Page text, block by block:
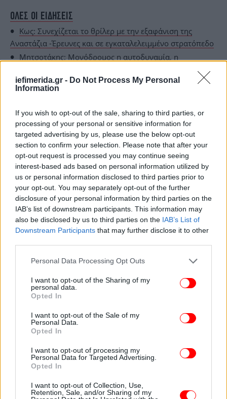
iefimerida.gr - Do Not Process My Personal
Information
If you wish to opt-out of the sale, sharing to third parties, or
processing of your personal or sensitive information for
targeted advertising by us, please use the below opt-out
section to confirm your selection. Please note that after your
opt-out request is processed you may continue seeing
interest-based ads based on personal information utilized by
us or personal information disclosed to third parties prior to
your opt-out. You may separately opt-out of the further
disclosure of your personal information by third parties on the
IAB’s list of downstream participants. This information may
also be disclosed by us to third parties on the IAB’s List of
Downstream Participants that may further disclose it to other
Please note that this website/app uses one or more Google
not limited to your visit or usage behaviour. You may click to
grant or deny consent to Google and its third-party tags to
use your data for below specified purposes in below Google
consent section.
Personal Data Processing Opt Outs
I want to opt-out of the Sharing of my
personal data.
Opted In
I want to opt-out of the Sale of my
Personal Data.
Opted In
I want to opt-out of processing my
Personal Data for Targeted Advertising.
Opted In
I want to opt-out of Collection, Use,
Retention, Sale, and/or Sharing of my
ΟΛΕΣ ΟΙ ΕΙΔΗΣΕΙΣ
Κως: Συνεχίζεται το θρίλερ με την εξαφάνιση της
Αναστάζια -Έρευνες και σε εγκαταλελειμμένο στρατόπεδο
Μητσοτάκης: Μονόδρομος η αυτοδυναμία, η
κυβέρνηση θα στελεχωθεί με «ανοίγματα» και ανανέωση
Πακιστάν: 10 συλλήψεις για συμμετοχή σε διακίνηση
ΠΕΡΙΣΣΟΤΕΡΑ ΒΙΝΤΕΟ